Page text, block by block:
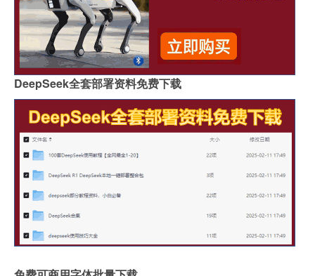
DeepSeek全套部署资料免费下载